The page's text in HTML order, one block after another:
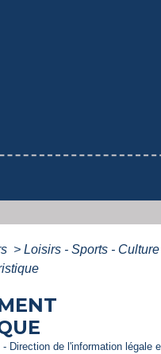
> Loisirs - Sports - Culture
Direction de l'information légale